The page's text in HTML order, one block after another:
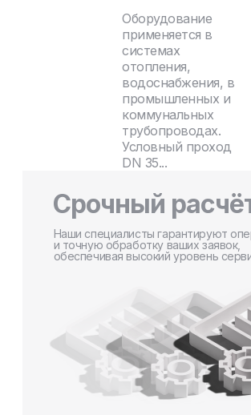
Оборудование
применяется в
системах
отопления,
водоснабжения, в
промышленных и
коммунальных
трубопроводах.
Условный проход
DN 35...
Срочный
Наши специалисты гарантируют
и точную обработку ваших заявок,
обеспечивая высокий уровень